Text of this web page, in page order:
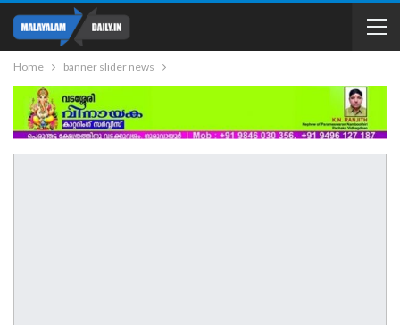
Home banner slider news